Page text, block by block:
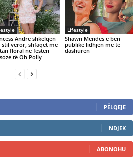
Andre shkëlqen
stil veror, shfaqet me
floral në festën
të Oh Polly
Lifestyle
​Shawn Mendes e bën
publike lidhjen me të
dashurën
PËLQEJE
NDJEK
ABONOHU